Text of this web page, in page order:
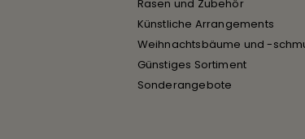
Rasen und Zubehör
Künstliche Arrangements
Weihnachtsbäume und -
Günstiges Sortiment
Sonderangebote